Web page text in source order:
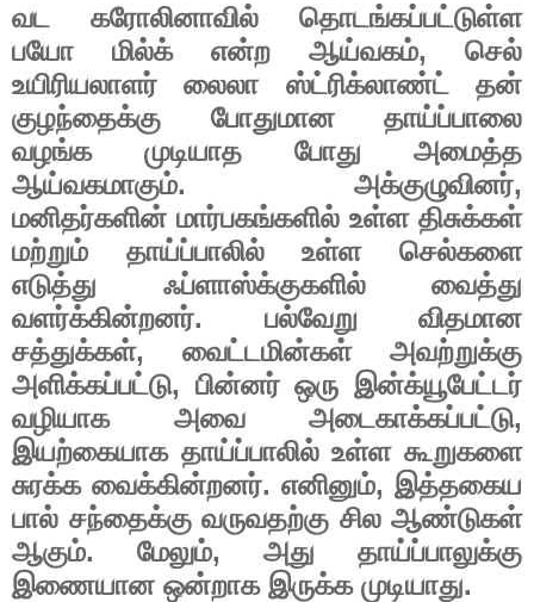
வட கரோலினாவில்
தொடங்கப்பட்டுள்ள
பயோ
மில்க் என்ற ஆய்வகம், செல்
உயிரியலாளர்
லைலா ஸ்ட்ரிக்லாண்ட்
தன்
குழந்தைக்கு
போதுமான
தாய்ப்பாலை
வழங்க
முடியாத போது
அமைத்த
ஆய்வகமாகும். அக்குழுவினர்,
மனிதர்களின் மார்பகங்களில் உள்ள திசுக்கள்
மற்றும்
தாய்ப்பாலில் உள்ள
செல்களை
எடுத்து
ஃப்ளாஸ்க்குகளில்
வைத்து
வளர்க்கின்றனர். பல்வேறு
விதமான
சத்துக்கள், வைட்டமின்கள்
அவற்றுக்கு
அளிக்கப்பட்டு, பின்னர் ஒரு இன்க்யூபேட்டர்
வழியாக
அவை அடைகாக்கப்பட்டு,
இயற்கையாக தாய்ப்பாலில் உள்ள கூறுகளை
சுரக்க வைக்கின்றனர். எனினும், இத்தகைய
பால் சந்தைக்கு வருவதற்கு சில ஆண்டுகள்
ஆகும். மேலும், அது
தாய்ப்பாலுக்கு
இணையான ஒன்றாக இருக்க முடியாது.